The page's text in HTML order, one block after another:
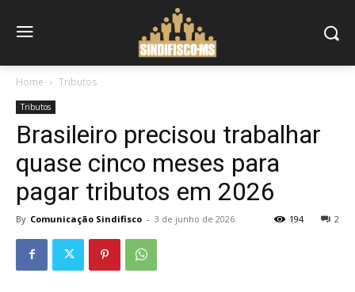
Home Tributos
Tributos
Brasileiro precisou trabalhar
quase cinco meses para
pagar tributos em 2026
By Comunicação Sindifisco - 3 de junho de 2026 2
194